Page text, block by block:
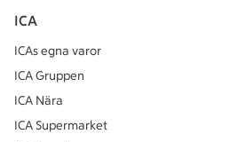
ICA
ICAs egna varor
ICA Gruppen
ICA Nära
ICA Supermarket